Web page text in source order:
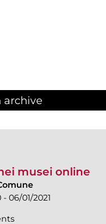
archive
musei online
- 06/01/2021